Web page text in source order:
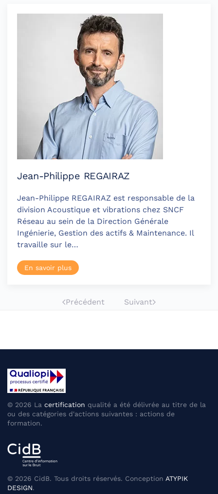
Jean-Philippe REGAIRAZ
Jean-Philippe REGAIRAZ est responsable de la
division Acoustique et vibrations chez SNCF
Réseau au sein de la Direction Générale
Ingénierie, Gestion des actifs & Maintenance. Il
travaille sur le…
En savoir plus
Précédent Suivant
© 2026 La certification qualité a été délivrée au titre de la
ou des catégories d'actions suivantes : actions de
formation.
© 2026 CidB. Tous droits réservés. Conception ATYPIK
DESIGN.